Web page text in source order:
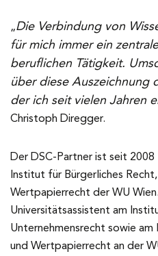
„Die Verbindung von
für mich immer ein
beruflichen Tätigkeit.
über diese Auszeichnung
der ich seit vielen Jahren
Christoph Diregger.
Der DSC-Partner ist seit
Institut für Bürgerliches
Wertpapierrecht der WU
Universitätsassistent am
Unternehmensrecht sowie
und Wertpapierrecht an der